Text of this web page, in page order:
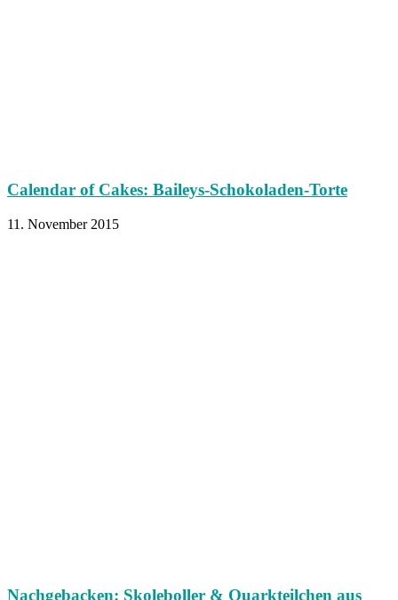
Calendar of Cakes: Baileys-Schokoladen-Torte
11. November 2015
Nachgebacken: Skoleboller & Quarkteilchen aus